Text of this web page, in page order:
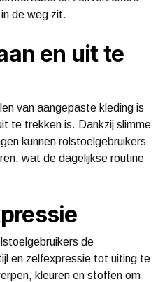
de weg zit.
en uit te
van aangepaste kleding is
te trekken is. Dankzij slimme
kunnen rolstoelgebruikers
wat de dagelijkse routine
de
en zelfexpressie tot uiting te
kleuren en stoffen om